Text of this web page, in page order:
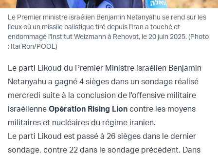
Le Premier ministre israélien Benjamin Netanyahu se rend sur les
lieux où un missile balistique tiré depuis l'Iran a touché et
endommagé l'Institut Weizmann à Rehovot, le 20 juin 2025. (Photo
: Itai Ron/POOL)
Le parti Likoud du Premier Ministre israélien Benjamin
Netanyahu a gagné 4 sièges dans un sondage réalisé
mercredi suite à la conclusion de l'offensive militaire
israélienne Opération Rising Lion contre les moyens
militaires et nucléaires du régime iranien.
Le parti Likoud est passé à 26 sièges dans le dernier
sondage, contre 22 dans le sondage précédent. Dans